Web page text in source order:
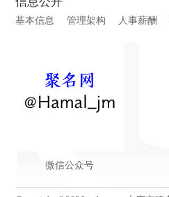
基本信息 管理架构 人事薪酬
微信公众号